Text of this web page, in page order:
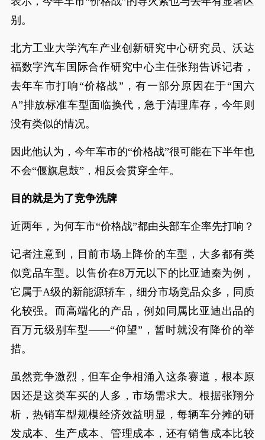
别。
北方工业大学汽车产业创新研究中心研究员、沃达
福数字汽车国际合作研究中心主任张翔告诉记者，
去年车市打响“价格战”，有一部分原因在于“国六
A”排放标准车型面临换代，急于清理库存，今年则
没有类似的情况。
因此他认为，今年车市的“价格战”很可能在下半年也
不会“偃旗息鼓”，相反会贯穿全年。
目的就是为了竞争洗牌
近两年，为何车市“价格战”都由头部车企率先打响？
记者注意到，目前市场上降价的车型，大多都有类
似竞品车型。以售价在8万元以下的比亚迪秦为例，
它属于A级的新能源轿车，细分市场竞品众多，同质
化较强。而高端化的产品，例如同属比亚迪出品的
百万元级别车型——“仰望”，暂时就没有降价的举
措。
虽然竞争激烈，但车企争相涌入这条赛道，根本原
因还是这类车买的人多，市场需求大。根据张翔分
析，热销车型规模经济效益明显，每辆车分摊的研
发成本、生产成本、管理成本，还有销售成本比较